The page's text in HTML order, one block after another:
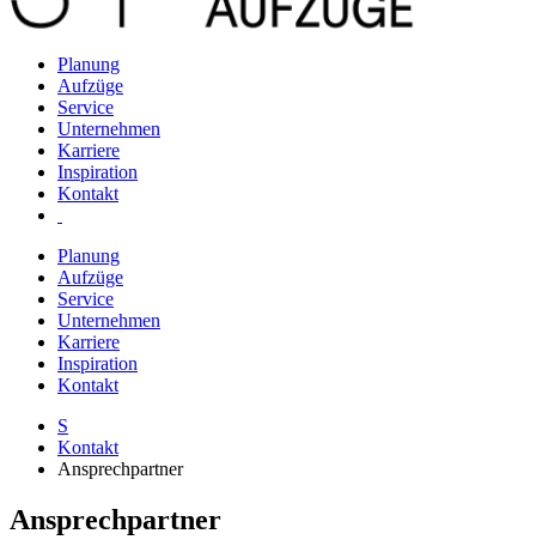
Planung
Aufzüge
Service
Unternehmen
Karriere
Inspiration
Kontakt
Planung
Aufzüge
Service
Unternehmen
Karriere
Inspiration
Kontakt
S
Kontakt
Ansprechpartner
Ansprechpartner